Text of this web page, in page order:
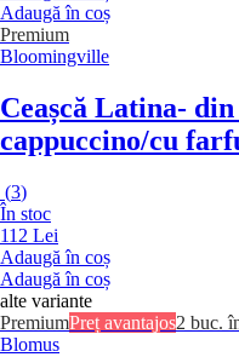
Adaugă în coș
Premium
Bloomingville
Ceașcă Latina-
cappuccino/cu
(3)
În stoc
112 Lei
Adaugă în coș
Adaugă în coș
alte variante
PremiumPreț avantajos2 buc.
Blomus